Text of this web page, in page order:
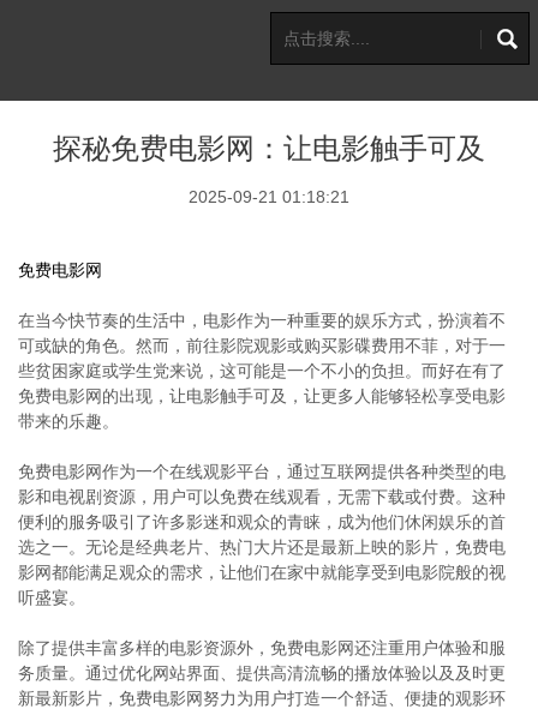
探秘免费电影网：让电影触手可及
2025-09-21 01:18:21
免费电影网
在当今快节奏的生活中，电影作为一种重要的娱乐方式，扮演着不
可或缺的角色。然而，前往影院观影或购买影碟费用不菲，对于一
些贫困家庭或学生党来说，这可能是一个不小的负担。而好在有了
免费电影网的出现，让电影触手可及，让更多人能够轻松享受电影
带来的乐趣。
免费电影网作为一个在线观影平台，通过互联网提供各种类型的电
影和电视剧资源，用户可以免费在线观看，无需下载或付费。这种
便利的服务吸引了许多影迷和观众的青睐，成为他们休闲娱乐的首
选之一。无论是经典老片、热门大片还是最新上映的影片，免费电
影网都能满足观众的需求，让他们在家中就能享受到电影院般的视
听盛宴。
除了提供丰富多样的电影资源外，免费电影网还注重用户体验和服
务质量。通过优化网站界面、提供高清流畅的播放体验以及及时更
新最新影片，免费电影网努力为用户打造一个舒适、便捷的观影环